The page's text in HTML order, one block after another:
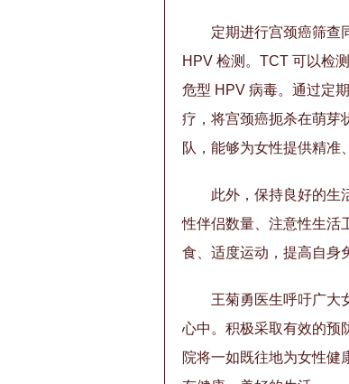
定期进行宫颈癌筛查
HPV 检测。TCT 可以检
危型 HPV 病毒。通过定
疗，将宫颈癌扼杀在萌芽
队，能够为女性提供精准
此外，保持良好的生
性伴侣数量、注意性生活
食、适度运动，提高自身
王菊勇医生呼吁广大
心中。积极采取有效的预
院将一如既往地为女性健